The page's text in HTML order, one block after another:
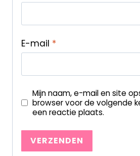
E-mail *
Mijn naam, e-mail en site
browser voor de volgende
een reactie plaats.